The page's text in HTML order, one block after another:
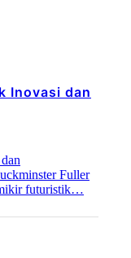
Inovasi dan
Fuller
futuristik…